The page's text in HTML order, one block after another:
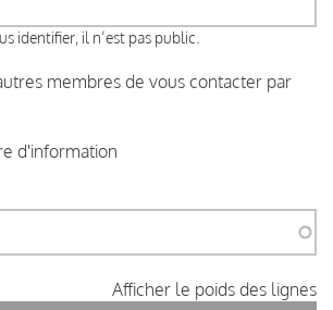
identifier, il n’est pas public.
membres de vous contacter par
d'information
Afficher le poids des lignes